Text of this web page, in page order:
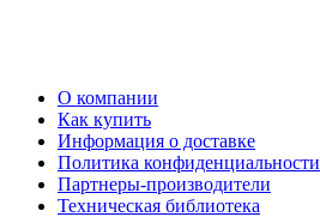
О компании
Как купить
Информация о доставке
Политика конфиденциальности
Партнеры-производители
Техническая библиотека